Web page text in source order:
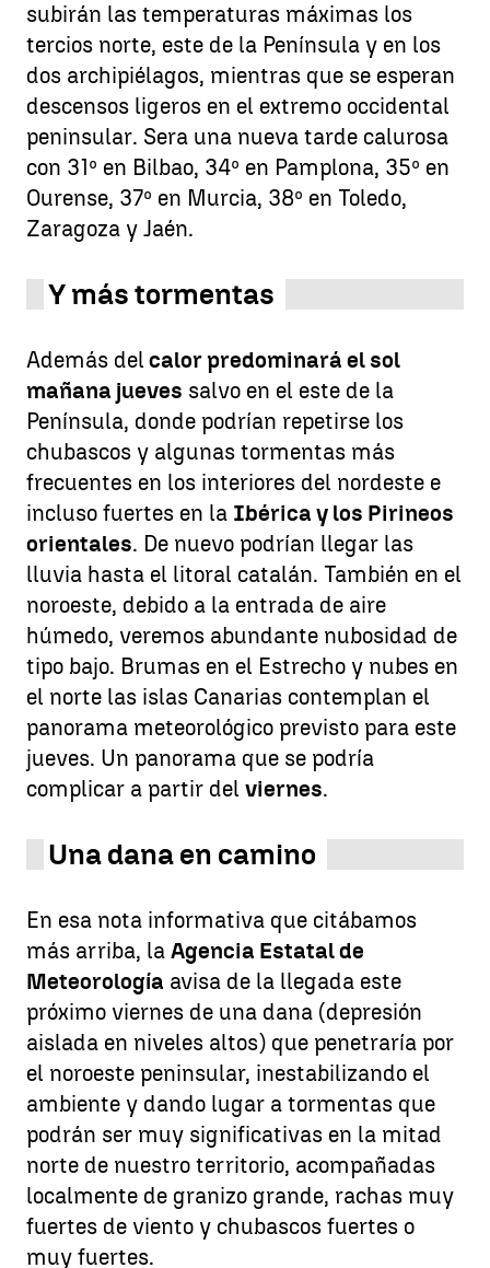
subirán las temperaturas máximas los
tercios norte, este de la Península y en los
dos archipiélagos, mientras que se esperan
descensos ligeros en el extremo occidental
peninsular. Sera una nueva tarde calurosa
con 31º en Bilbao, 34º en Pamplona, 35º en
Ourense, 37º en Murcia, 38º en Toledo,
Zaragoza y Jaén.
Y más tormentas
Además del calor predominará el sol
mañana jueves salvo en el este de la
Península, donde podrían repetirse los
chubascos y algunas tormentas más
frecuentes en los interiores del nordeste e
incluso fuertes en la Ibérica y los Pirineos
orientales. De nuevo podrían llegar las
lluvia hasta el litoral catalán. También en el
noroeste, debido a la entrada de aire
húmedo, veremos abundante nubosidad de
tipo bajo. Brumas en el Estrecho y nubes en
el norte las islas Canarias contemplan el
panorama meteorológico previsto para este
jueves. Un panorama que se podría
complicar a partir del viernes.
Una dana en camino
En esa nota informativa que citábamos
más arriba, la Agencia Estatal de
Meteorología avisa de la llegada este
próximo viernes de una dana (depresión
aislada en niveles altos) que penetraría por
el noroeste peninsular, inestabilizando el
ambiente y dando lugar a tormentas que
podrán ser muy significativas en la mitad
norte de nuestro territorio, acompañadas
localmente de granizo grande, rachas muy
fuertes de viento y chubascos fuertes o
muy fuertes.